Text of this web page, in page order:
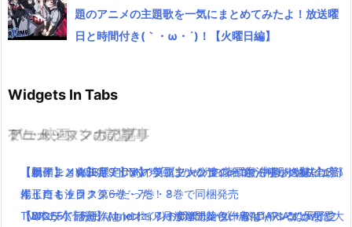
題のアニメの主題歌を一気にまとめてみたよ！放送曜
日と時間付き(｀・ω・´)！【火曜日編】
Widgets In Tabs
TV・映画
【ポインコWEB限定CM】今回はかめポインコ！中条あやみのけ
ん玉にも注目！
「3本がパァーッ！」dポイントCMの黄色い鳥”ポインコ”が可愛
ゲーム・スマホアプリ
【新作】メタルギアサバイブ、主人公達の名前が判明！過去に登
場したキャラクターだった！？
【WOFF】FF新作はトンベリ・サボテンダーがしゃべるよwイフ
アニメ・マンガの記事
【祝アニメ化決定！】あの美麗ファンタジー”魔法使いの嫁”全3部
作！コミックス第6巻・7巻・8巻で同梱発売
TVアニメ「あまんちゅ！」7月放送開始！作者は”ARIA”の天野こ
ミュージックの記事
【動画まとめ】月9ドラマ”ラブソング”の藤原さくらが逸材( ﾟдﾟ )
イイ声！！
【Mステで話題】Aimer(エメ)の新アルバム！RAD,ワンオクなど大